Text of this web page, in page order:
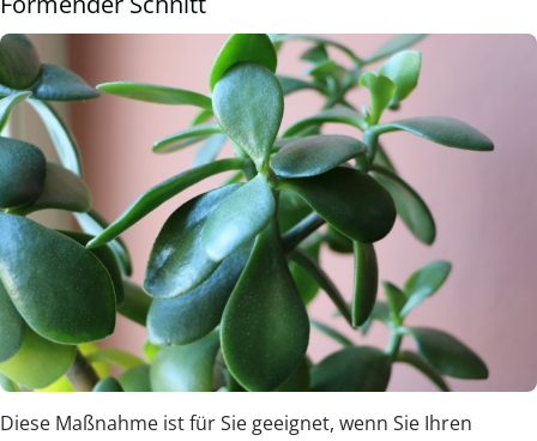
Diese Maßnahme ist für Sie geeignet, wenn Sie Ihren